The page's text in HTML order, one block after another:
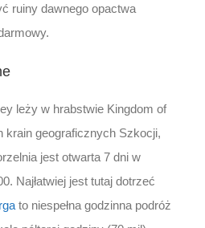
ruiny dawnego opactwa
leży w hrabstwie Kingdom of
krain geograficznych Szkocji,
jest otwarta 7 dni w
Najłatwiej jest tutaj dotrzeć
to niespełna godzinna podróż